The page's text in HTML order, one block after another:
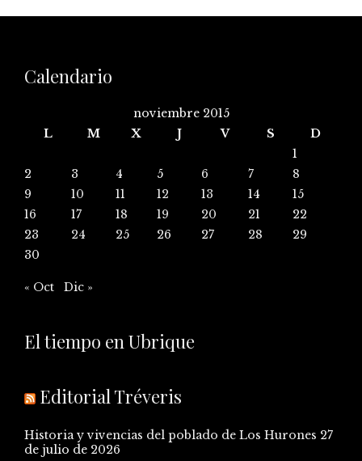
Calendario
noviembre 2015
L
M X J V S
D
1
2
3 4 5 6 7
8
9
10 11 12 13 14
15
16
17 18 19 20 21
22
23
24 25 26 27 28
29
30
« Oct Dic »
El tiempo en Ubrique
Editorial Tréveris
Historia y vivencias del poblado de Los Hurones 27
de julio de 2026